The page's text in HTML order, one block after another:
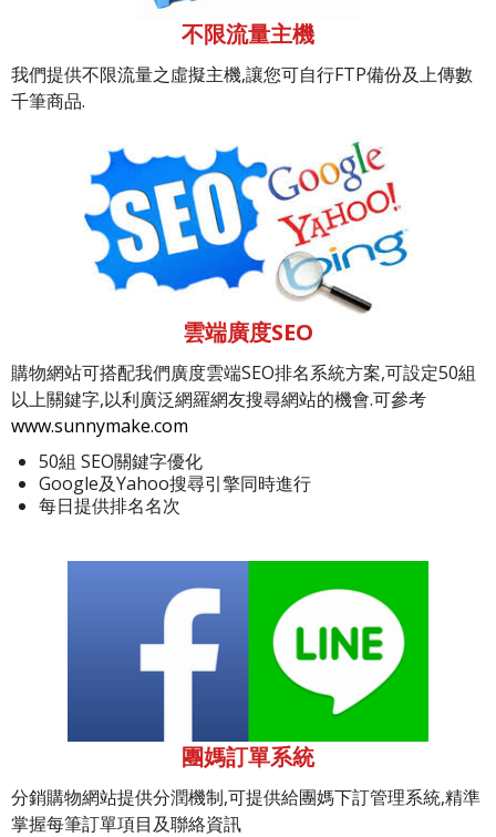
不限流量主機
我們提供不限流量之虛擬主機,讓您可自行FTP備份及上傳數
千筆商品.
雲端廣度SEO
購物網站可搭配我們廣度雲端SEO排名系統方案,可設定50組
以上關鍵字,以利廣泛網羅網友搜尋網站的機會.可參考
www.sunnymake.com
50組 SEO關鍵字優化
Google及Yahoo搜尋引擎同時進行
每日提供排名名次
團媽訂單系統
分銷購物網站提供分潤機制,可提供給團媽下訂管理系統,精準
掌握每筆訂單項目及聯絡資訊